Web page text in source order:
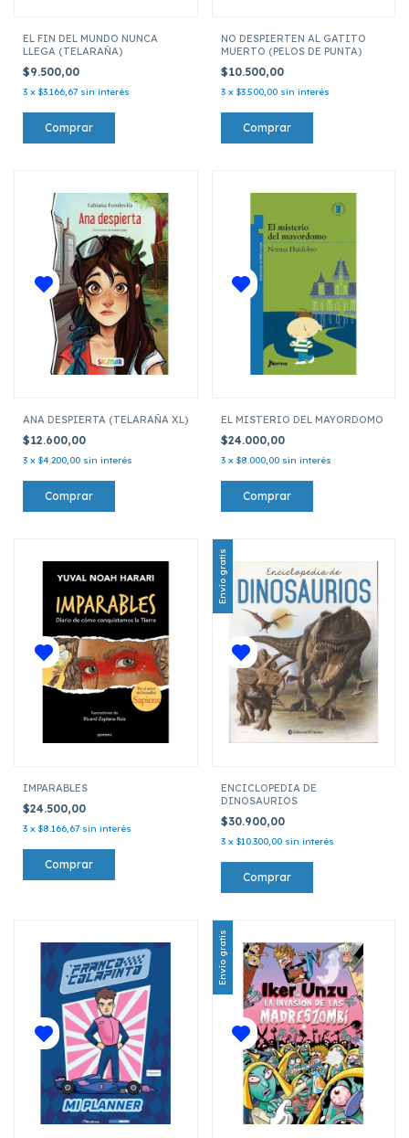
EL FIN DEL MUNDO NUNCA
LLEGA (TELARAÑA)
$9.500,00
3 x $3.166,67 sin interés
NO DESPIERTEN AL GATITO
MUERTO (PELOS DE PUNTA)
$10.500,00
3 x $3.500,00 sin interés
ANA DESPIERTA (TELARAÑA XL)
$12.600,00
3 x $4.200,00 sin interés
EL MISTERIO DEL MAYORDOMO
$24.000,00
3 x $8.000,00 sin interés
IMPARABLES
$24.500,00
3 x $8.166,67 sin interés
Envío gratis
ENCICLOPEDIA DE
DINOSAURIOS
$30.900,00
3 x $10.300,00 sin interés
Envío gratis